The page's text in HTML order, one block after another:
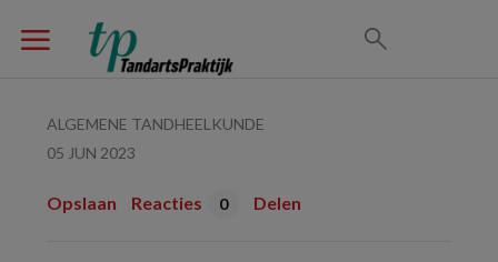
ALGEMENE TANDHEELKUNDE
05 JUN 2023
Opslaan Reacties 0 Delen